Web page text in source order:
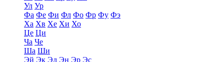
Ул Ур
Фа Фе Фи Фл Фо Фр Фу Фэ
Ха Хв Хе Хи Хо
Це Ци
Ча Че
Ша Ши
Эй Эк Эл Эн Эр Эс